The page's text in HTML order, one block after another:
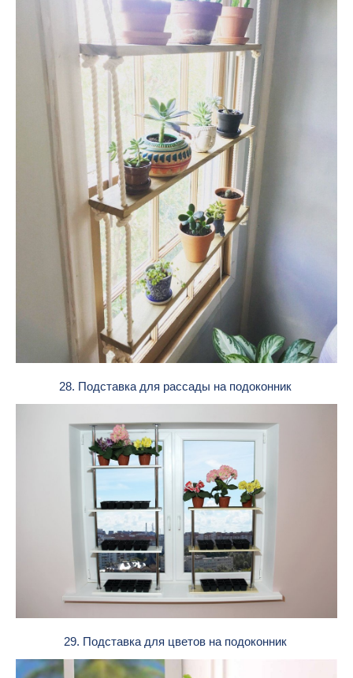
28. Подставка для рассады на подоконник
29. Подставка для цветов на подоконник